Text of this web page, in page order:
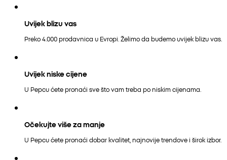
Uvijek blizu vas
Preko 4.000 prodavnica u Evropi. Želimo da budemo uvijek blizu vas.
Uvijek niske cijene
U Pepcu ćete pronaći sve što vam treba po niskim cijenama.
Očekujte više za manje
U Pepcu ćete pronaći dobar kvalitet, najnovije trendove i širok izbor.